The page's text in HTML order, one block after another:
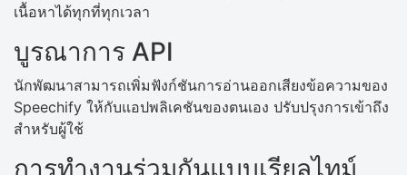
เนื้อหาได้ทุกที่ทุกเวลา
บูรณาการ API
นักพัฒนาสามารถเพิ่มฟังก์ชันการอ่านออกเสียงข้อความของ
Speechify ให้กับแอปพลิเคชันของตนเอง ปรับปรุงการเข้าถึง
สำหรับผู้ใช้
การทำงานร่วมกันแบบเรียลไทม์